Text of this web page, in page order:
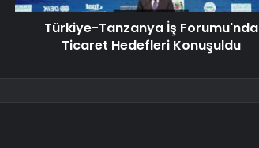
Türkiye-Tanzanya İş Forumu'nda
Ticaret Hedefleri Konuşuldu